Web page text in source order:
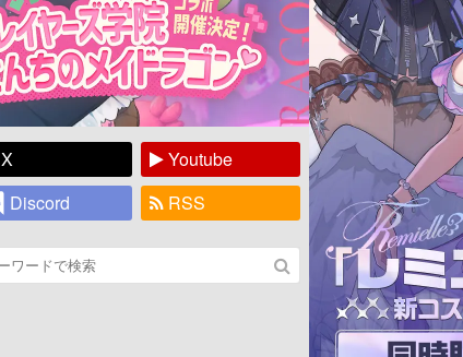
X
Youtube
Discord
RSS